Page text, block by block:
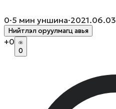
0·5 мин уншина·2021.06.03
Нийтлэл оруулмагц авья
+0
0